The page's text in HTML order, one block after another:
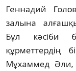
Геннадий
залына
Бұл кәсіби
құрметтердің
Мұхаммед